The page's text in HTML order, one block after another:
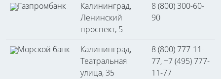
Газпромбанк
Калининград,
Ленинский
проспект, 5
8 (800) 300-60-
90
Морской банк
Калининград,
Театральная
улица, 35
8 (800) 777-11-
77, +7 (495) 777-
11-77